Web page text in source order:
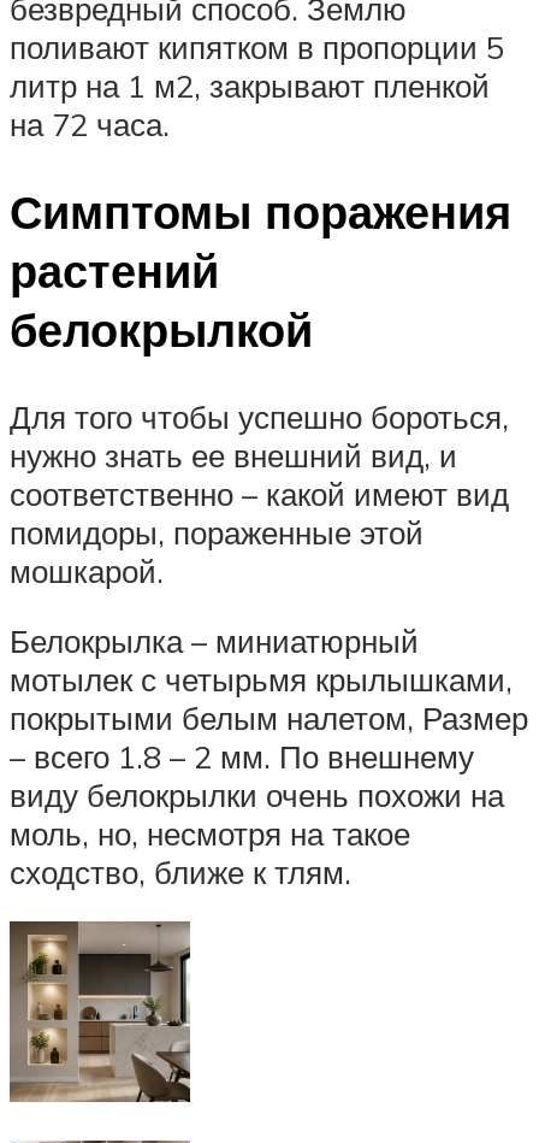
безвредный способ. Землю
поливают кипятком в пропорции 5
литр на 1 м2, закрывают пленкой
на 72 часа.
Симптомы поражения
растений
белокрылкой
Для того чтобы успешно бороться,
нужно знать ее внешний вид, и
соответственно – какой имеют вид
помидоры, пораженные этой
мошкарой.
Белокрылка – миниатюрный
мотылек с четырьмя крылышками,
покрытыми белым налетом, Размер
– всего 1.8 – 2 мм. По внешнему
виду белокрылки очень похожи на
моль, но, несмотря на такое
сходство, ближе к тлям.